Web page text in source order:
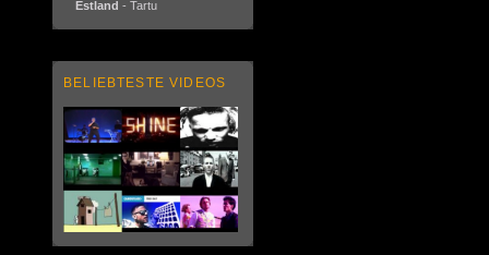
Estland - Tartu
BELIEBTESTE VIDEOS